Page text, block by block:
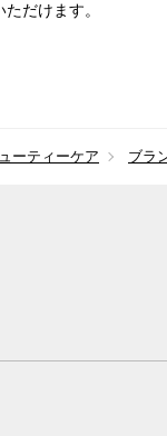
だけます。
ーティーケア ブラ